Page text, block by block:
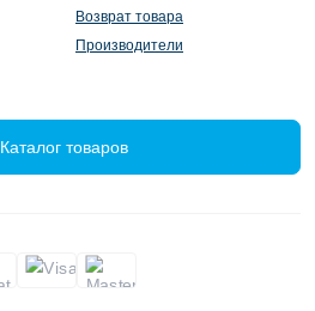
Возврат товара
Производители
Каталог товаров